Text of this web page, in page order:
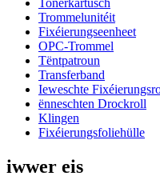
Tonerkartusch
Trommelunitéit
Fixéierungseenheet
OPC-Trommel
Tëntpatroun
Transferband
Ieweschte
ënneschten Drockroll
Klingen
Fixéierungsfoliehülle
iwwer eis